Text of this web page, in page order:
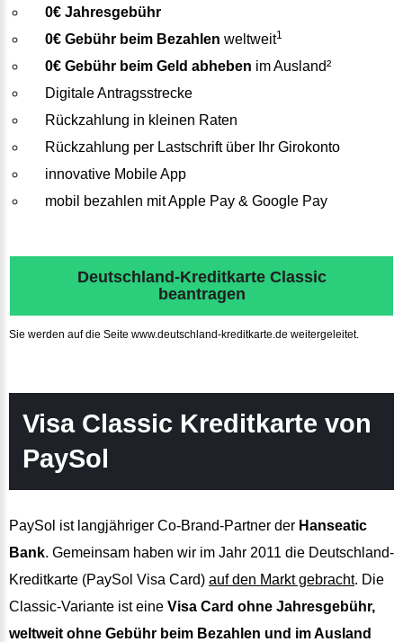
0€ Jahresgebühr
0€ Gebühr beim Bezahlen weltweit1
0€ Gebühr beim Geld abheben im Ausland²
Digitale Antragsstrecke
Rückzahlung in kleinen Raten
Rückzahlung per Lastschrift über Ihr Girokonto
innovative Mobile App
mobil bezahlen mit Apple Pay & Google Pay
Deutschland-Kreditkarte Classic
beantragen
Sie werden auf die Seite www.deutschland-kreditkarte.de weitergeleitet.
Visa Classic Kreditkarte von
PaySol
PaySol ist langjähriger Co-Brand-Partner der Hanseatic
Bank. Gemeinsam haben wir im Jahr 2011 die Deutschland-
Kreditkarte (PaySol Visa Card) auf den Markt gebracht. Die
Classic-Variante ist eine Visa Card ohne Jahresgebühr,
weltweit ohne Gebühr beim Bezahlen und im Ausland